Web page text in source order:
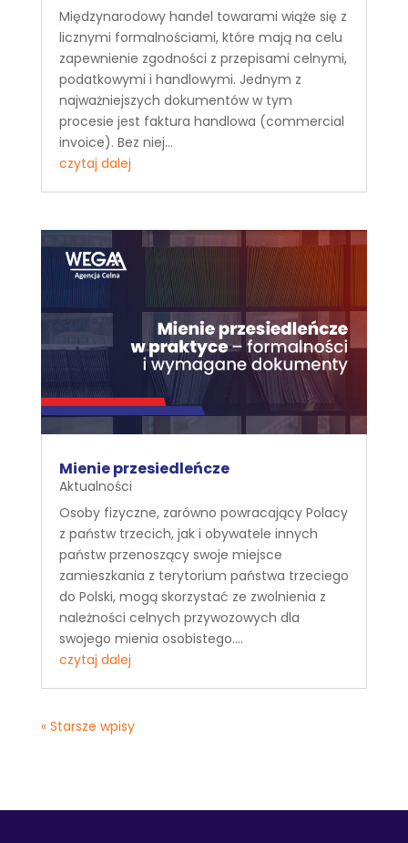
Międzynarodowy handel towarami wiąże się z
licznymi formalnościami, które mają na celu
zapewnienie zgodności z przepisami celnymi,
podatkowymi i handlowymi. Jednym z
najważniejszych dokumentów w tym
procesie jest faktura handlowa (commercial
invoice). Bez niej...
czytaj dalej
Mienie przesiedleńcze
Aktualności
Osoby fizyczne, zarówno powracający Polacy
z państw trzecich, jak i obywatele innych
państw przenoszący swoje miejsce
zamieszkania z terytorium państwa trzeciego
do Polski, mogą skorzystać ze zwolnienia z
należności celnych przywozowych dla
swojego mienia osobistego....
czytaj dalej
« Starsze wpisy